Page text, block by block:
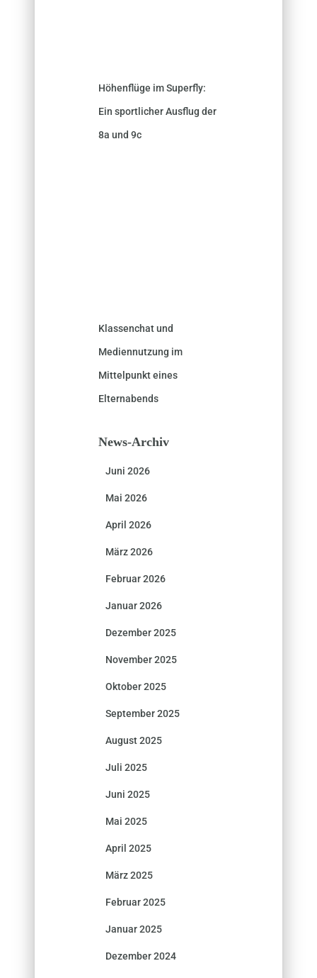
Höhenflüge im Superfly:
Ein sportlicher Ausflug der
8a und 9c
Klassenchat und
Mediennutzung im
Mittelpunkt eines
Elternabends
News-Archiv
Juni 2026
Mai 2026
April 2026
März 2026
Februar 2026
Januar 2026
Dezember 2025
November 2025
Oktober 2025
September 2025
August 2025
Juli 2025
Juni 2025
Mai 2025
April 2025
März 2025
Februar 2025
Januar 2025
Dezember 2024